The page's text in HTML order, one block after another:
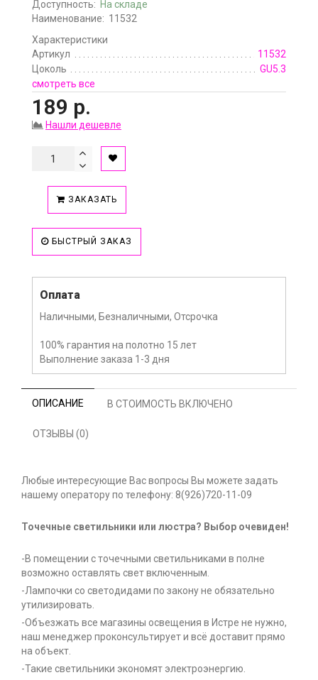
Доступность: На складе
Наименование: 11532
Характеристики
Артикул
11532
Цоколь
GU5.3
смотреть все
189 р.
Нашли дешевле
ЗАКАЗАТЬ
БЫСТРЫЙ ЗАКАЗ
Оплата
Наличными, Безналичными, Отсрочка
100% гарантия на полотно 15 лет
Выполнение заказа 1-3 дня
ОПИСАНИЕ В СТОИМОСТЬ ВКЛЮЧЕНО
ОТЗЫВЫ (0)
Любые интересующие Вас вопросы Вы можете задать
нашему оператору по телефону: 8(926)720-11-09
Точечные светильники или люстра? Выбор очевиден!
-В помещении с точечными светильниками в полне
возможно оставлять свет включенным.
-Лампочки со светодидами по закону не обязательно
утилизировать.
-Объезжать все магазины освещения в Истре не нужно,
наш менеджер проконсультирует и всё доставит прямо
на объект.
-Такие светильники экономят электроэнергию.